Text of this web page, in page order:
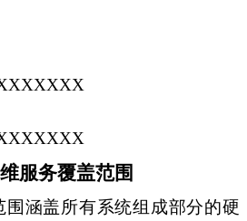
服务覆盖范围
围涵盖所有系统组成部分的硬